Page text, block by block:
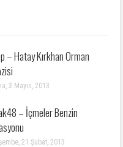
– Hatay Kırkhan Orman
3 Mayıs, 2013
– İçmeler Benzin
21 Şubat, 2013